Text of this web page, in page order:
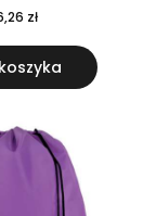
zł